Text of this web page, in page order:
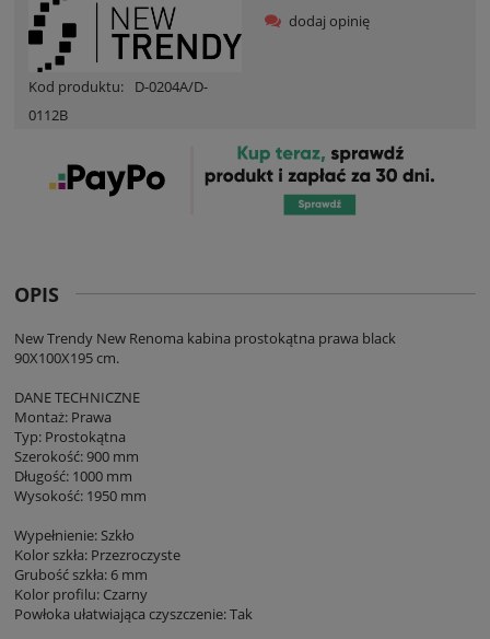
Kod produktu:
D-0204A/D-
0112B
dodaj opinię
OPIS
New Trendy New Renoma kabina prostokątna prawa black
90X100X195 cm.
DANE TECHNICZNE
Montaż: Prawa
Typ: Prostokątna
Szerokość: 900 mm
Długość: 1000 mm
Wysokość: 1950 mm
Wypełnienie: Szkło
Kolor szkła: Przezroczyste
Grubość szkła: 6 mm
Kolor profilu: Czarny
Powłoka ułatwiająca czyszczenie: Tak